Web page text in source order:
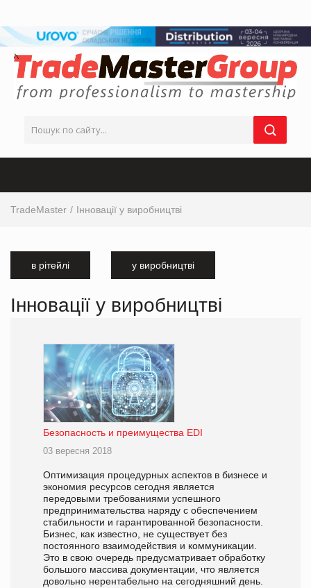
TradeMaster Інновації у виробництві
в рітейлі у виробництві
Інновації у виробництві
Безопасность и преимущества EDI
03 вересня 2018
Оптимизация процедурных аспектов в бизнесе и
экономия ресурсов сегодня является
передовыми требованиями успешного
предпринимательства наряду с обеспечением
стабильности и гарантированной безопасности.
Бизнес, как известно, не существует без
постоянного взаимодействия и коммуникации.
Это в свою очередь предусматривает обработку
большого массива документации, что является
довольно нерентабельно на сегодняшний день.